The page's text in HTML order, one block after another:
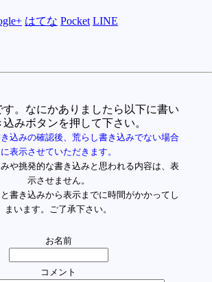
はてな Pocket LINE
。なにかありましたら以下に書い
みボタンを押して下さい。
込みの確認後、荒らし書き込みでない場合
に表示させていただきます。
や挑発的な書き込みと思われる内容は、表
示させません。
書き込みから表示までに時間がかかってし
まいます。ご了承下さい。
お名前
コメント